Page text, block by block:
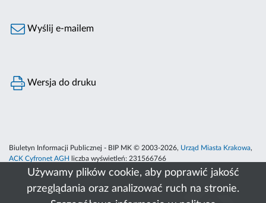
Używamy plików cookie, aby poprawić jakość
przeglądania oraz analizować ruch na stronie.
Wyślij e-mailem
Wersja do druku
Biuletyn Informacji Publicznej - BIP MK © 2003-2026, Urząd Miasta Krakowa,
ACK Cyfronet AGH
liczba wyświetleń: 231566766